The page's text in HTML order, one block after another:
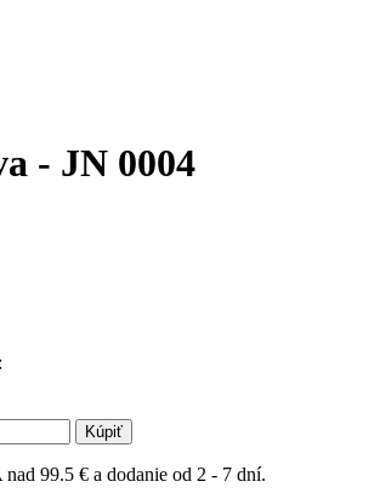
- JN 0004
:
Kúpiť
99.5 € a dodanie od 2 - 7 dní.